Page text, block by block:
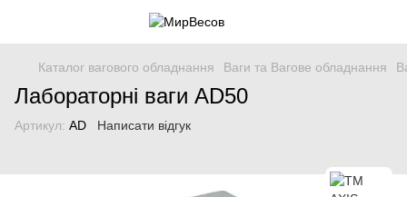
Каталог вагового обладнання Ваги та Вагове обладнання
Лабораторні ваги AD50
Артикул: AD Написати відгук